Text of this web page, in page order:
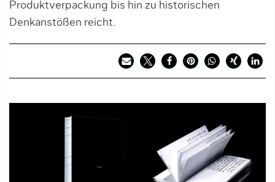
Produktverpackung bis hin zu historischen
Denkanstößen reicht.